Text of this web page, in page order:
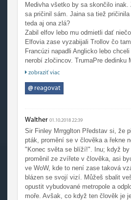
Medivha všetko by sa skončilo inak.
sa pričinil sám. Jaina sa tiež
teda aj ona zlá?
Zabil elfov lebo mu odmietli dať
Elfovia zase vyzabijali Trollov čo
Francúzi napadli Anglicko lebo
nerobí zločincov. TrumaPre dedinku
'hrdina', ktorý ich tam príde vyzabijať
neho nestal rytier smrti. Jaina aj
Ak by ho naozaj mala rada tak by
si tých nemŕtvych nezotročil lich king
Ale dobre, dajme tomu, že bol
dobrý? Ten kto bojoval proti
Forsaken a Sylvanas odviedli
robili zo života peklo. Ale nie,
Horda je horda. Aliancia je Aliancia.
ste takí 'dobráci' tak tú druhú
čo chce.
zobraziť viac
@reagovat
Walther 01.10.2018 22:39
Sir Finley Mrrgglton Představ si, že
pták, promění se v člověka a řekne
"Konec světa se blíží!". Inu; když by
proměnil ze zvířete v člověka, asi
ve WoW, kde to není zase taková
blázen se svojí vizí. Můžeš sbalit
opustit vybudované metropole a
moře. Avšak, co když ten člověk je